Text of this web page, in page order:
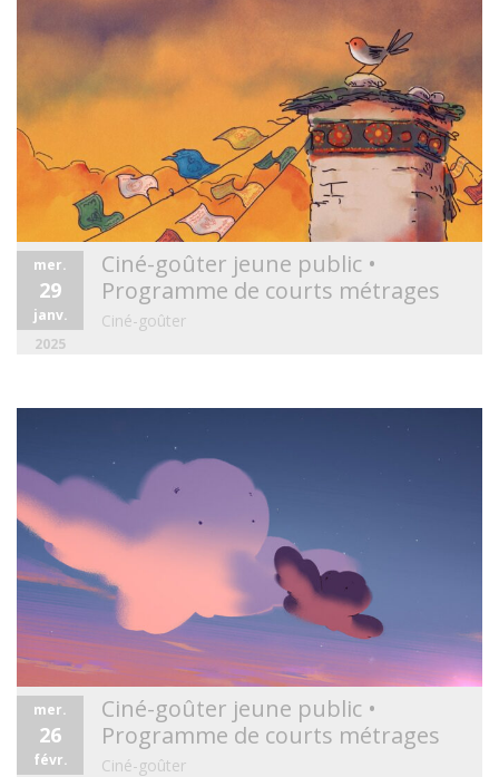
mer.
29
janv.
2025
Ciné-goûter jeune public •
Programme de courts métrages
Ciné-goûter
mer.
26
févr.
Ciné-goûter jeune public •
Programme de courts métrages
Ciné-goûter